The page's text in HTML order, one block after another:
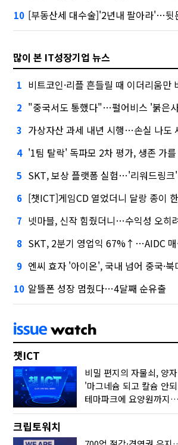
10 [부동산세 대수술]'2년내 팔아라'…뒷
많이 본 IT성장기업 뉴스
1 비트코인·리플 흔들릴 때 이더리움만
2 "중국서도 통했다"…펄어비스 '붉은
3 가상자산 과세 내년 시행…손실 나도
4 '1팀 탈락' 독파모 2차 평가, 생존 가
5 SKT, 보상 플랫폼 실험…'리워드링크
6 [챗ICT]게임CD 열었더니 달랑 종이
7 넷마블, 신작 힘줬더니…수익성 오히
8 SKT, 2분기 영업익 67%↑…AIDC
9 엔씨 효자 '아이온', 국내 넘어 중국·
10 알뜰폰 성장 멈췄다…4달째 순유출
챗ICT
비밀 편지의 자물쇠, 양
크립토워치